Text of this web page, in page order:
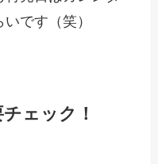
です（笑）
ェック！